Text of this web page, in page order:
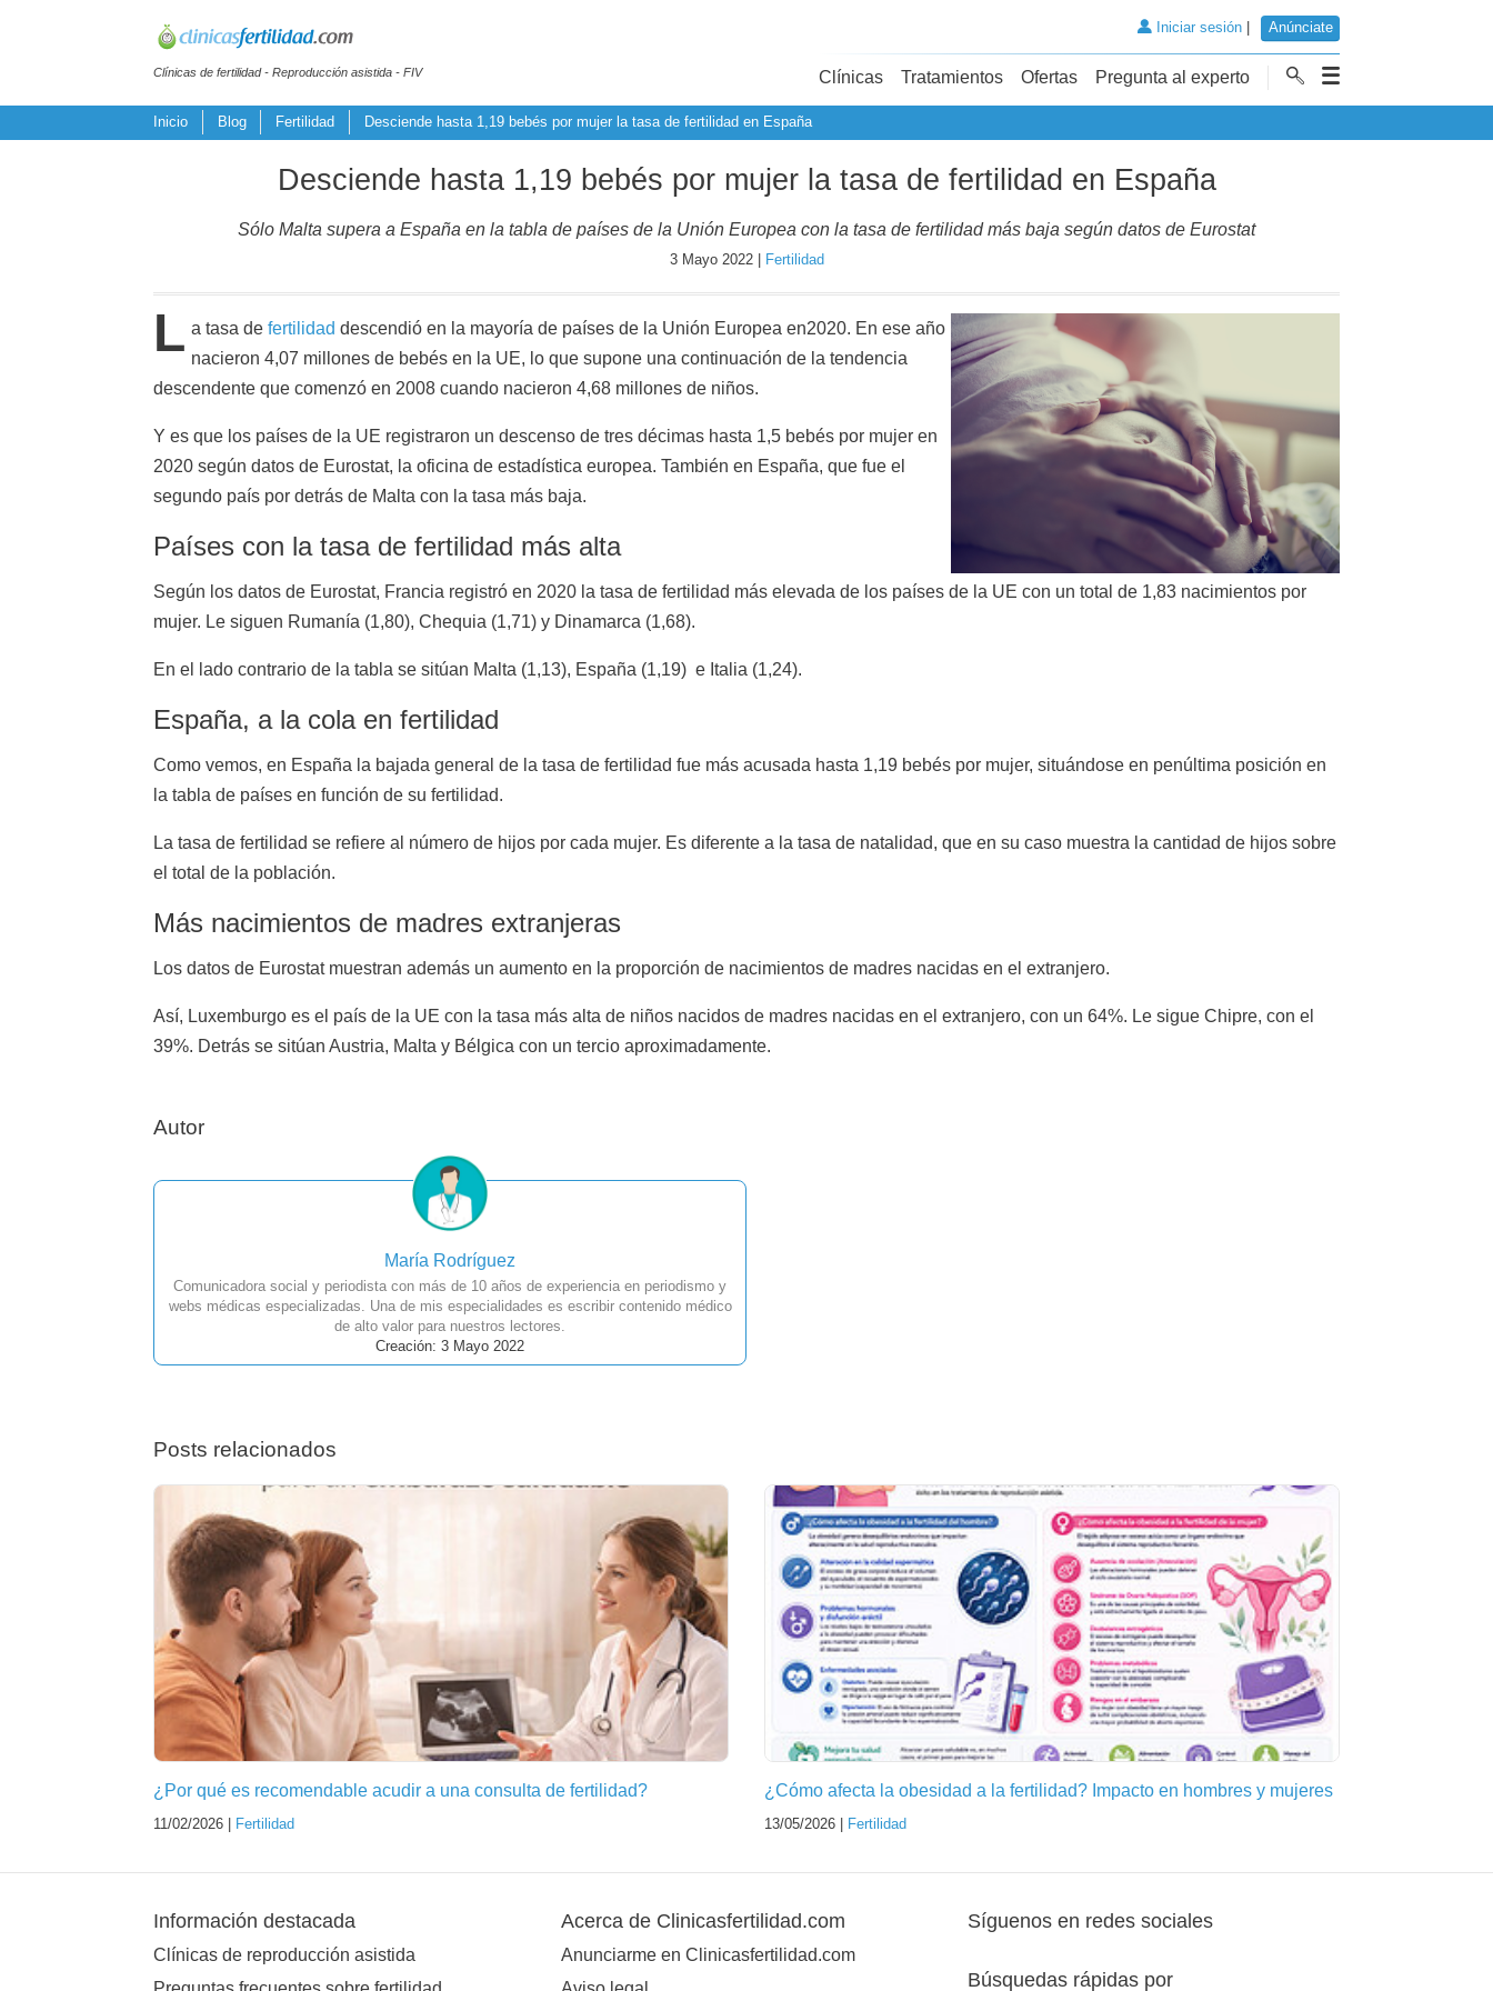
Clínicas de fertilidad - Reproducción asistida - FIV
Iniciar sesión| Anúnciate
Clínicas Tratamientos Ofertas Pregunta al experto
Inicio Blog Fertilidad Desciende hasta 1,19 bebés por mujer la tasa de fertilidad en España
Desciende hasta 1,19 bebés por mujer la tasa de fertilidad en España
Sólo Malta supera a España en la tabla de países de la Unión Europea con la tasa de fertilidad más baja según datos de Eurostat
3 Mayo 2022 | Fertilidad
L a tasa de fertilidad descendió en la mayoría de países de la Unión Europea en2020. En ese año
nacieron 4,07 millones de bebés en la UE, lo que supone una continuación de la tendencia
descendente que comenzó en 2008 cuando nacieron 4,68 millones de niños.
Y es que los países de la UE registraron un descenso de tres décimas hasta 1,5 bebés por mujer en
2020 según datos de Eurostat, la oficina de estadística europea. También en España, que fue el
segundo país por detrás de Malta con la tasa más baja.
Países con la tasa de fertilidad más alta
Según los datos de Eurostat, Francia registró en 2020 la tasa de fertilidad más elevada de los países de la UE con un total de 1,83 nacimientos por
mujer. Le siguen Rumanía (1,80), Chequia (1,71) y Dinamarca (1,68).
En el lado contrario de la tabla se sitúan Malta (1,13), España (1,19) e Italia (1,24).
España, a la cola en fertilidad
Como vemos, en España la bajada general de la tasa de fertilidad fue más acusada hasta 1,19 bebés por mujer, situándose en penúltima posición en
la tabla de países en función de su fertilidad.
La tasa de fertilidad se refiere al número de hijos por cada mujer. Es diferente a la tasa de natalidad, que en su caso muestra la cantidad de hijos sobre
el total de la población.
Más nacimientos de madres extranjeras
Los datos de Eurostat muestran además un aumento en la proporción de nacimientos de madres nacidas en el extranjero.
Así, Luxemburgo es el país de la UE con la tasa más alta de niños nacidos de madres nacidas en el extranjero, con un 64%. Le sigue Chipre, con el
39%. Detrás se sitúan Austria, Malta y Bélgica con un tercio aproximadamente.
Autor
María Rodríguez
Comunicadora social y periodista con más de 10 años de experiencia en periodismo y
webs médicas especializadas. Una de mis especialidades es escribir contenido médico
de alto valor para nuestros lectores.
Creación: 3 Mayo 2022
Posts relacionados
¿Por qué es recomendable acudir a una consulta de fertilidad?
11/02/2026 | Fertilidad
¿Cómo afecta la obesidad a la fertilidad? Impacto en hombres y mujeres
13/05/2026 | Fertilidad
Información destacada
Clínicas de reproducción asistida
Acerca de Clinicasfertilidad.com
Anunciarme en Clinicasfertilidad.com
Síguenos en redes sociales
Búsquedas rápidas por